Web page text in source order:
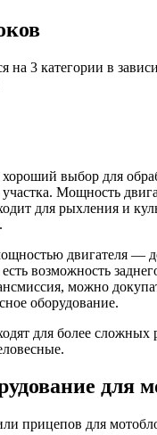
на 3 категории в
выбор для
Мощность
для рыхления и
двигателя —
возможность
можно
оборудование.
для более сложных
для
прицепов для